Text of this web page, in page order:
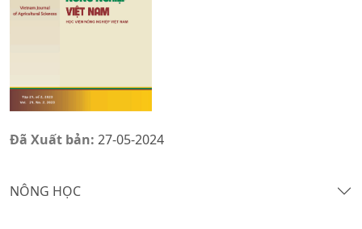
Đã Xuất bản: 27-05-2024
NÔNG HỌC